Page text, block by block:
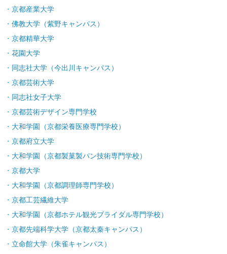
京都産業大学
佛教大学（紫野キャンパス）
京都精華大学
花園大学
同志社大学（今出川キャンパス）
京都芸術大学
同志社女子大学
京都芸術デザイン専門学校
大和学園（京都栄養医療専門学校）
京都府立大学
大和学園（京都製菓製パン技術専門学校）
京都大学
大和学園（京都調理師専門学校）
京都工芸繊維大学
大和学園（京都ホテル観光ブライダル専門学校）
京都先端科学大学（京都太秦キャンパス）
立命館大学（朱雀キャンパス）